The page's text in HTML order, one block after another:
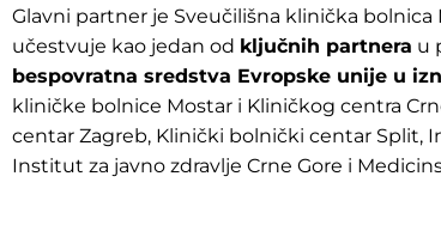
Glavni partner je Sveučilišna klinička bolnica
učestvuje kao jedan od ključnih partnera u
bespovratna sredstva Evropske unije u
kliničke bolnice Mostar i Kliničkog centra
centar Zagreb, Klinički bolnički centar Split,
Institut za javno zdravlje Crne Gore i